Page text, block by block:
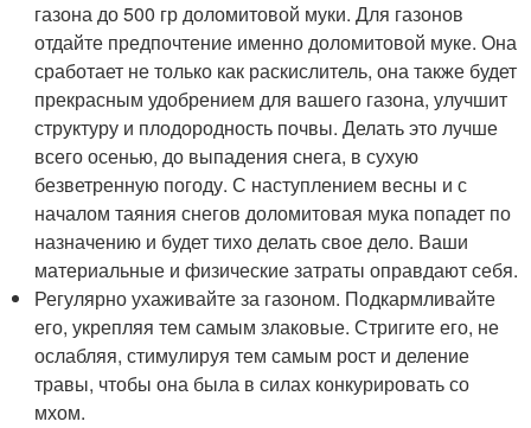
газона до 500 гр доломитовой муки. Для газонов
отдайте предпочтение именно доломитовой муке. Она
сработает не только как раскислитель, она также будет
прекрасным удобрением для вашего газона, улучшит
структуру и плодородность почвы. Делать это лучше
всего осенью, до выпадения снега, в сухую
безветренную погоду. С наступлением весны и с
началом таяния снегов доломитовая мука попадет по
назначению и будет тихо делать свое дело. Ваши
материальные и физические затраты оправдают себя.
Регулярно ухаживайте за газоном. Подкармливайте
его, укрепляя тем самым злаковые. Стригите его, не
ослабляя, стимулируя тем самым рост и деление
травы, чтобы она была в силах конкурировать со
мхом.